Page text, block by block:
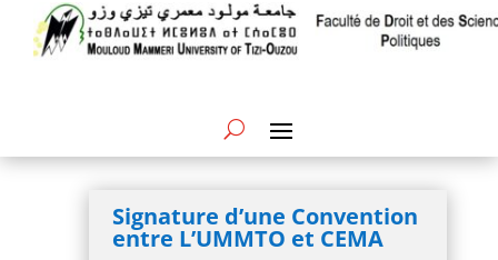
Signature d’une Convention
entre L’UMMTO et CEMA